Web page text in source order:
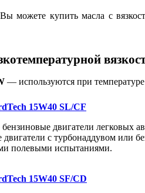
можете купить масла с
— используются при
15W40 SL/CF
бензиновые двигатели легковых
двигатели с турбонаддувом или
полевыми испытаниями.
15W40 SF/CD